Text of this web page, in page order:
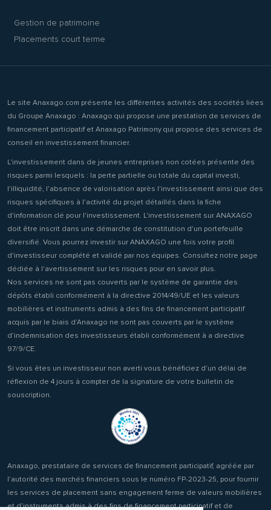
Gestion de patrimoine
Placements court terme
Le site Anaxago.com présente les différentes activités des sociétés liées
du Groupe Anaxago : Anaxago qui propose une prestation de services de
financement participatif et Anaxago Patrimony qui propose des services de
conseil en investissement financier.
L'investissement dans de jeunes entreprises non cotées présente des
risques parmi lesquels : la perte partielle ou totale du capital investi,
l'illiquidité, l'absence de valorisation après l'investissement ainsi que des
risques spécifiques à l'activité du projet détaillés dans la fiche
d'information clé pour l'investissement. L'investissement sur ANAXAGO
doit être inscrit dans une démarche de constitution d'un portefeuille
diversifié. Vous pourrez investir sur ANAXAGO une fois votre profil
d'investisseur complété et validé par nos équipes. Consultez notre page
dédiée à l'avertissement sur les risques pour en savoir plus.
Nos services ne sont pas couverts par le système de garantie des
dépôts établi conformément à la directive 2014/49/UE et les valeurs
mobilières et instruments admis à des fins de financement participatif
acquis par le biais d’Anaxago ne sont pas couverts par le système
d’indemnisation des investisseurs établi conformément à a directive
97/9/CE.
Si vous êtes un investisseur non averti vous bénéficiez d’un délai de
réflexion de 4 jours à compter de la signature de votre bulletin de
souscription.
Anaxago, prestataire de services de financement participatif, agréée par
l’autorité des marchés financiers sous le numéro FP-2023-25, pour fournir
les services de placement sans engagement ferme de valeurs mobilières
et d'instruments admis à des fins de financement participatif et de